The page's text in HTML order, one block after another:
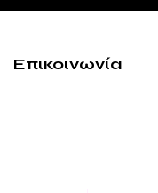
Επικοινωνία